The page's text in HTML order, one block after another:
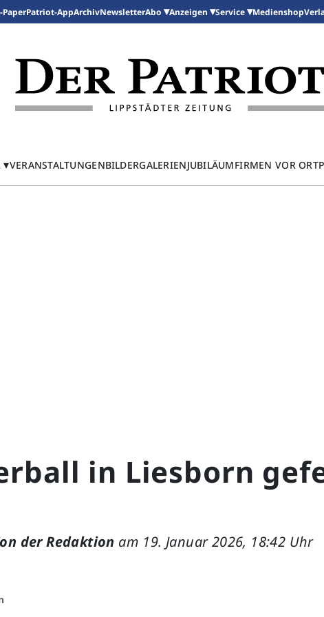
PaperPatriot-AppArchivNewsletterAbo Anzeigen Service Medienshop
VERANSTALTUNGENBILDERGALERIENJUBILÄUMFIRMEN VOR ORT
in Liesborn
der Redaktion am 19. Januar 2026, 18:42 Uhr